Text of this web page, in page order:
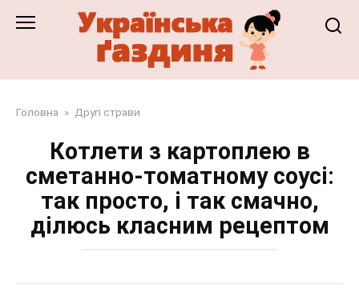
Головна » Другі страви
Котлети з картоплею в
сметанно-томатному соусі:
так просто, і так смачно,
ділюсь класним рецептом